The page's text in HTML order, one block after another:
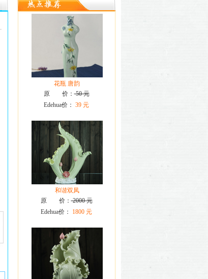
花瓶 唐韵
原 价：50 元
Edehua价： 39 元
和谐双凤
原 价：2000 元
Edehua价：
1800 元